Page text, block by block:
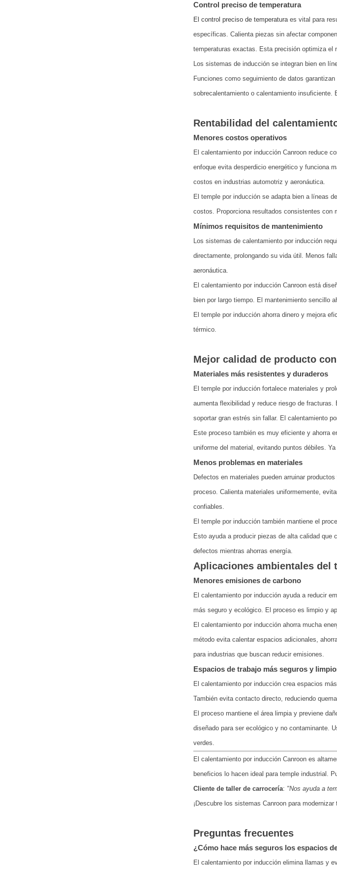
Control preciso de temperatura
El control preciso de temperaturaes vital para
específicas. Calienta piezas sin afectar
temperaturas exactas. Esta precisión optimiza el
Los sistemas de inducción se integran bien en
Funciones como seguimiento de datos
sobrecalentamiento o calentamiento
Rentabilidad del
Menores costos operativos
El calentamiento por inducción Canroon reduce
enfoque evita desperdicio energético y funciona
costos en industrias automotriz y aeronáutica.
El temple por inducción se adapta bien a líneas
costos. Proporciona resultados consistentes con
Mínimos requisitos de mantenimiento
Los sistemas de calentamiento por inducción
directamente, prolongando su vida útil. Menos
aeronáutica.
El calentamiento por inducción Canroon está
bien por largo tiempo. El mantenimiento sencillo
El temple por inducción ahorra dinero y mejora
térmico.
Mejor calidad de producto
Materiales más resistentes y duraderos
El temple por inducción fortalece materiales y
aumenta flexibilidad y reduce riesgo de
soportar gran estrés sin fallar. El calentamiento
Este proceso también es muy eficiente y ahorra
uniforme del material, evitando puntos débiles.
Menos problemas en materiales
Defectos en materiales pueden arruinar
proceso. Calienta materiales uniformemente,
confiables.
El temple por inducción también mantiene el
Esto ayuda a producir piezas de alta calidad
defectos mientras ahorras energía.
Aplicaciones ambientales del
Menores emisiones de carbono
El calentamiento por inducción ayuda a reducir
más seguro y ecológico. El proceso es limpio y
El calentamiento por inducción ahorra mucha
método evita calentar espacios adicionales,
para industrias que buscan reducir emisiones.
Espacios de trabajo más seguros y
El calentamiento por inducción crea espacios
También evita contacto directo, reduciendo
El proceso mantiene el área limpia y previene
diseñado para ser ecológico y no contaminante.
verdes.
El calentamiento por inducción Canroon es
beneficios lo hacen ideal para temple industrial.
Cliente de taller de carrocería: "Nos ayuda a
¡Descubre los sistemas Canroon para
Preguntas frecuentes
¿Cómo hace más seguros los espacios
El calentamiento por inducción elimina llamas y